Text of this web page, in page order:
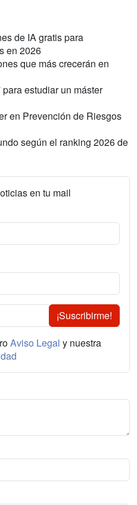
de IA gratis para
en 2026
que más crecerán en
estudiar un máster
en Prevención de Riesgos
según el ranking 2026 de
en tu mail
¡Suscribirme!
Aviso Legal y nuestra